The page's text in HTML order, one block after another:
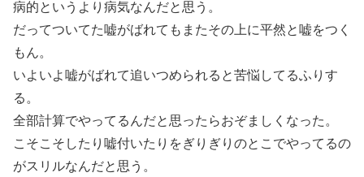
病的というより病気なんだと思う。
だってついてた嘘がばれてもまたその上に平然と嘘をつく
もん。
いよいよ嘘がばれて追いつめられると苦悩してるふりす
る。
全部計算でやってるんだと思ったらおぞましくなった。
こそこそしたり嘘付いたりをぎりぎりのとこでやってるの
がスリルなんだと思う。